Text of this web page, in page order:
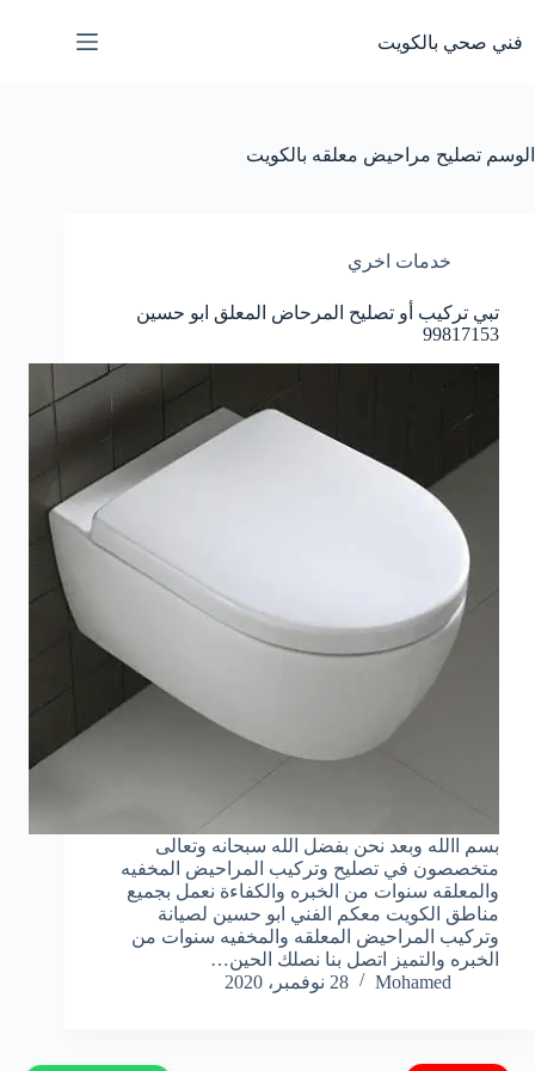
إلى
المحتوى
فني صحي بالكويت
الوسم تصليح مراحيض معلقه بالكويت
خدمات اخري
تبي تركيب أو تصليح المرحاض المعلق ابو حسين
99817153
بسم االله وبعد نحن بفضل الله سبحانه وتعالى
متخصصون في تصليح وتركيب المراحيض المخفيه
والمعلقه سنوات من الخبره والكفاءة نعمل بجميع
مناطق الكويت معكم الفني ابو حسين لصيانة
وتركيب المراحيض المعلقه والمخفيه سنوات من
الخبره والتميز اتصل بنا نصلك الحين…
Mohamed
28 نوفمبر، 2020